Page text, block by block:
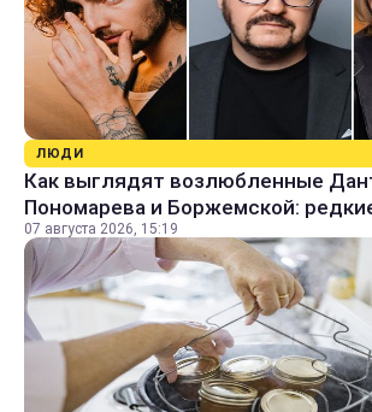
ЛЮДИ
Как выглядят возлюбленные
Пономарева и Боржемской:
07 августа 2026, 15:19